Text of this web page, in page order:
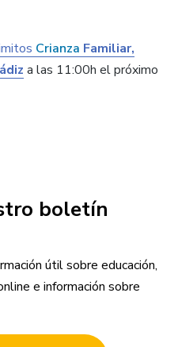
Crianza Familiar,
a las 11:00h el próximo
boletín
útil sobre educación,
e información sobre